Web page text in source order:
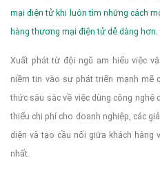
mại điện tử khi luôn tìm những cách
hàng thương mại điện tử dễ dàng hơn.
Xuất phát từ đội ngũ am hiểu việc
niềm tin vào sự phát triển mạnh mẽ
thức sâu sắc về việc dùng công
thiểu chi phí cho doanh nghiệp, các
diện và tạo cầu nối giữa khách hàng
nhất.